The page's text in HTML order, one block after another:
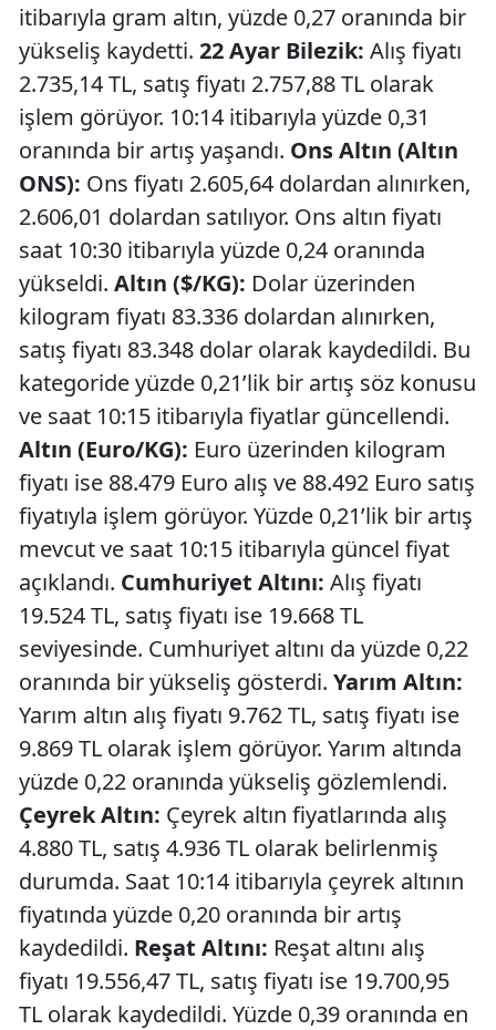
itibarıyla gram altın, yüzde 0,27 oranında bir
yükseliş kaydetti. 22 Ayar Bilezik: Alış fiyatı
2.735,14 TL, satış fiyatı 2.757,88 TL olarak
işlem görüyor. 10:14 itibarıyla yüzde 0,31
oranında bir artış yaşandı. Ons Altın (Altın
ONS): Ons fiyatı 2.605,64 dolardan alınırken,
2.606,01 dolardan satılıyor. Ons altın fiyatı
saat 10:30 itibarıyla yüzde 0,24 oranında
yükseldi. Altın ($/KG): Dolar üzerinden
kilogram fiyatı 83.336 dolardan alınırken,
satış fiyatı 83.348 dolar olarak kaydedildi. Bu
kategoride yüzde 0,21’lik bir artış söz konusu
ve saat 10:15 itibarıyla fiyatlar güncellendi.
Altın (Euro/KG): Euro üzerinden kilogram
fiyatı ise 88.479 Euro alış ve 88.492 Euro satış
fiyatıyla işlem görüyor. Yüzde 0,21’lik bir artış
mevcut ve saat 10:15 itibarıyla güncel fiyat
açıklandı. Cumhuriyet Altını: Alış fiyatı
19.524 TL, satış fiyatı ise 19.668 TL
seviyesinde. Cumhuriyet altını da yüzde 0,22
oranında bir yükseliş gösterdi. Yarım Altın:
Yarım altın alış fiyatı 9.762 TL, satış fiyatı ise
9.869 TL olarak işlem görüyor. Yarım altında
yüzde 0,22 oranında yükseliş gözlemlendi.
Çeyrek Altın: Çeyrek altın fiyatlarında alış
4.880 TL, satış 4.936 TL olarak belirlenmiş
durumda. Saat 10:14 itibarıyla çeyrek altının
fiyatında yüzde 0,20 oranında bir artış
kaydedildi. Reşat Altını: Reşat altını alış
fiyatı 19.556,47 TL, satış fiyatı ise 19.700,95
TL olarak kaydedildi. Yüzde 0,39 oranında en